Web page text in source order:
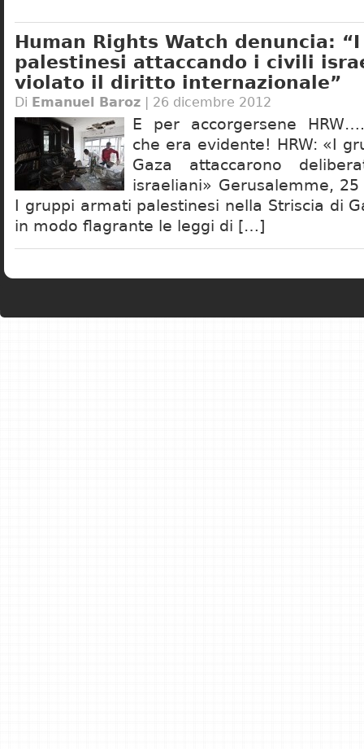
Human Rights Watch denuncia:
palestinesi attaccando i civili
violato il diritto internazionale”
Di Emanuel Baroz | 26 dicembre 2012
E per accorgersene
che era evidente! HRW: «I
Gaza attaccarono
israeliani» Gerusalemme,
I gruppi armati palestinesi nella Striscia di
in modo flagrante le leggi di […]